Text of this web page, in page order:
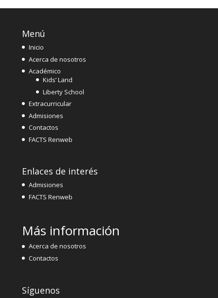
Menú
Inicio
Acerca de nosotros
Académico
Kids’ Land
Liberty School
Extracurricular
Admisiones
Contactos
FACTS Renweb
Enlaces de interés
Admisiones
FACTS Renweb
Más información
Acerca de nosotros
Contactos
Síguenos